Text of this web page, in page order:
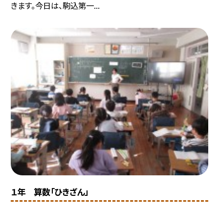
きます。今日は、駒込第一...
１年 算数「ひきざん」